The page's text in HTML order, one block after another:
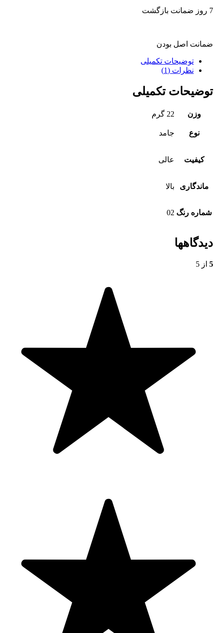
7 روز ضمانت بازگشت
ضمانت اصل بودن
توضیحات تکمیلی
نظرات (1)
توضیحات تکمیلی
وزن 22 گرم
نوع جامد
کیفیت عالی
ماندگاری بالا
شماره رنگ 02
دیدگاهها
5 از 5